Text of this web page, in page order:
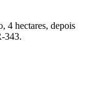
4 hectares, depois
343.